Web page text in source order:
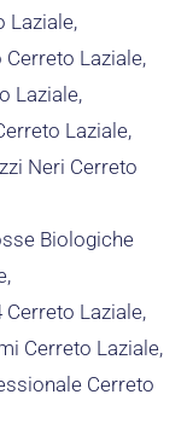
Laziale,
Laziale,
Laziale,
Laziale,
Neri Cerreto
Biologiche
Laziale,
Cerreto Laziale,
Cerreto